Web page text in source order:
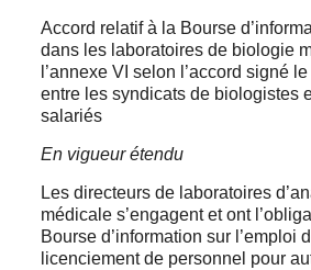
Accord relatif à la Bourse
dans les laboratoires de biologie
l’annexe VI selon l’accord signé
entre les syndicats de biologistes
salariés
En vigueur étendu
Les directeurs de laboratoires
médicale s’engagent et ont
Bourse d’information sur l’emploi
licenciement de personnel pour